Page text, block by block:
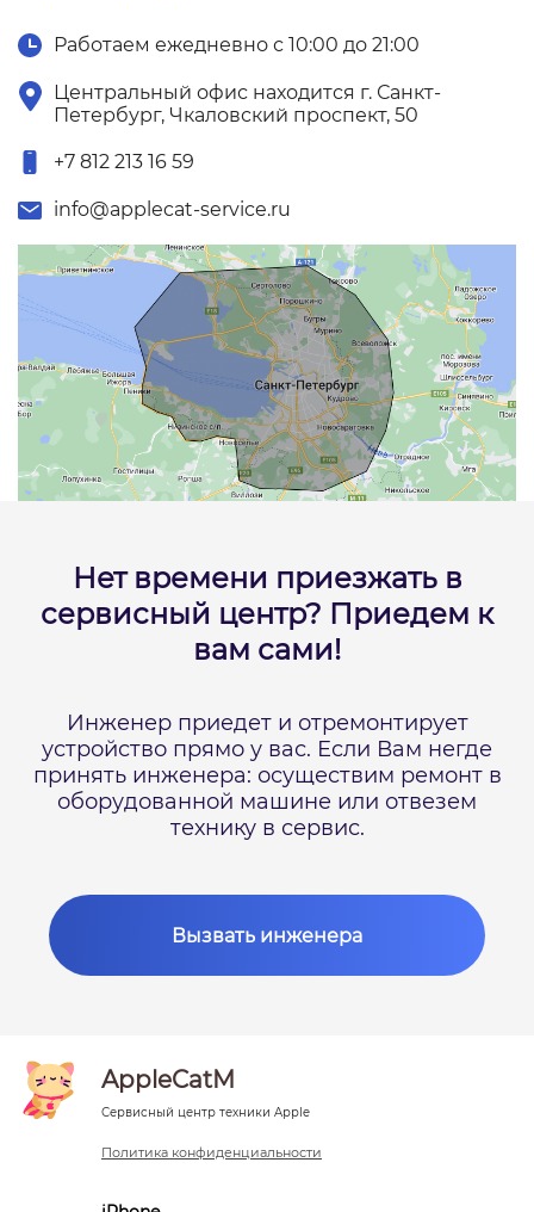
Работаем ежедневно с 10:00 до 21:00
Центральный офис находится г. Санкт-
Петербург, Чкаловский проспект, 50
+7 812 213 16 59
info@applecat-service.ru
Нет времени приезжать в
сервисный центр? Приедем к
вам сами!
Инженер приедет и отремонтирует
устройство прямо у вас. Если Вам негде
принять инженера: осуществим ремонт в
оборудованной машине или отвезем
технику в сервис.
Вызвать инженера
AppleCatM
Сервисный центр техники Apple
Политика конфиденциальности